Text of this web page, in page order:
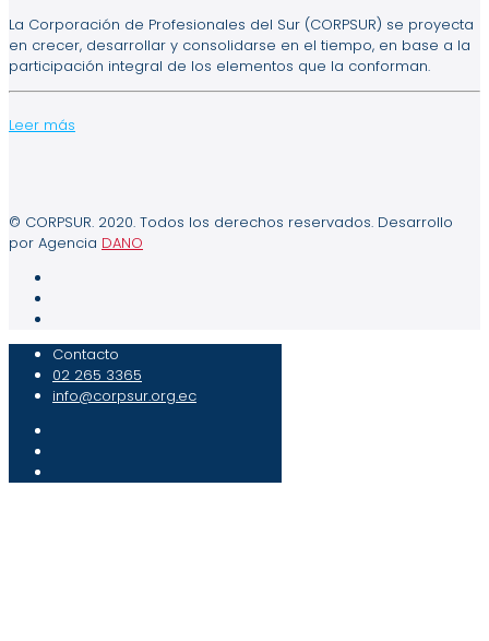
La Corporación de Profesionales del Sur (CORPSUR) se proyecta
en crecer, desarrollar y consolidarse en el tiempo, en base a la
participación integral de los elementos que la conforman.
Leer más
© CORPSUR. 2020. Todos los derechos reservados. Desarrollo
por Agencia DANO
Contacto
02 265 3365
info@corpsur.org.ec